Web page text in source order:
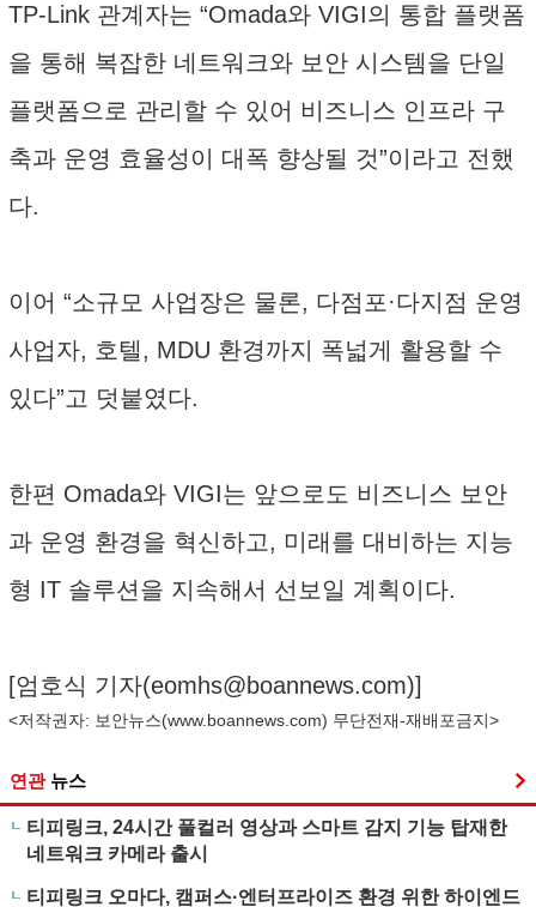
TP-Link 관계자는 “Omada와 VIGI의 통합 플랫폼
을 통해 복잡한 네트워크와 보안 시스템을 단일
플랫폼으로 관리할 수 있어 비즈니스 인프라 구
축과 운영 효율성이 대폭 향상될 것”이라고 전했
다.
이어 “소규모 사업장은 물론, 다점포·다지점 운영
사업자, 호텔, MDU 환경까지 폭넓게 활용할 수
있다”고 덧붙였다.
한편 Omada와 VIGI는 앞으로도 비즈니스 보안
과 운영 환경을 혁신하고, 미래를 대비하는 지능
형 IT 솔루션을 지속해서 선보일 계획이다.
[엄호식 기자(eomhs@boannews.com)]
<저작권자: 보안뉴스(www.boannews.com) 무단전재-재배포금지>
연관 뉴스
티피링크, 24시간 풀컬러 영상과 스마트 감지 기능 탑재한
네트워크 카메라 출시
티피링크 오마다, 캠퍼스·엔터프라이즈 환경 위한 하이엔드